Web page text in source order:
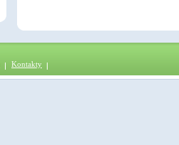
Kontakty